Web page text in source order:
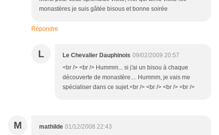
monastères je suis gâtée bisous et bonne soirée
Répondre
L Le Chevalier Dauphinois 09/02/2009 20:57
<br /> <br /> Hummm... si j'ai un bisou à chaque
découverte de monastère.... Hummm, je vais me
spécialiser dans ce sujet.<br /> <br /> <br /> <br />
M mathilde 01/12/2008 22:43